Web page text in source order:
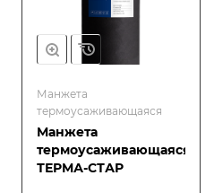
Манжета
термоусаживающаяся
Манжета
термоусаживающаяся
ТЕРМА-СТАР